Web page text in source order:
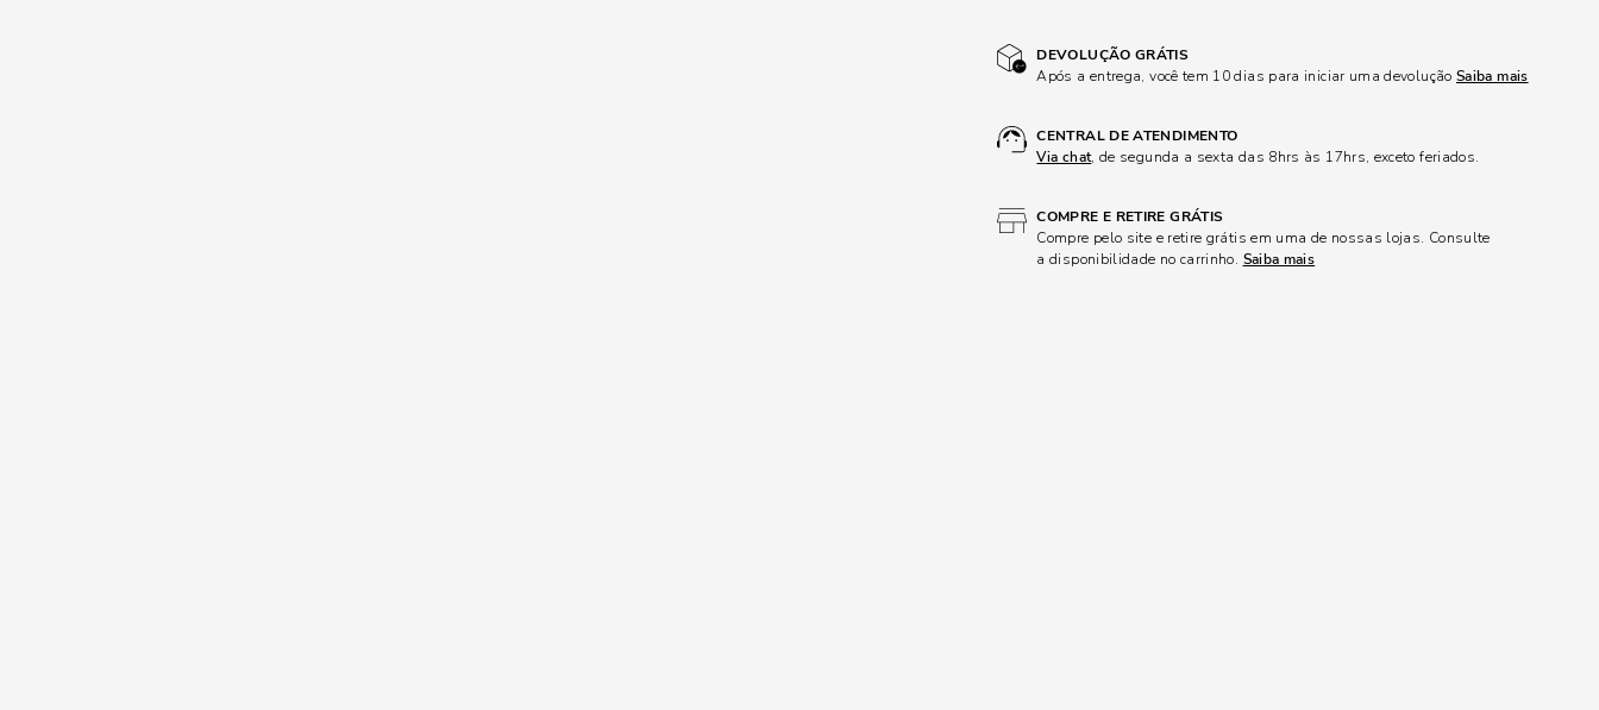
DEVOLUÇÃO GRÁTIS
Após a entrega, você tem 10 dias para iniciar uma devolução Saiba mais
CENTRAL DE ATENDIMENTO
Via chat, de segunda a sexta das 8hrs às 17hrs, exceto feriados.
COMPRE E RETIRE GRÁTIS
Compre pelo site e retire grátis em uma de nossas lojas. Consulte
a disponibilidade no carrinho. Saiba mais